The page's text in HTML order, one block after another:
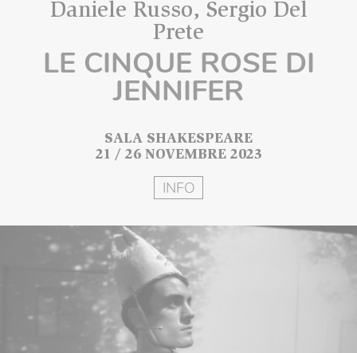
Daniele Russo, Sergio Del
Prete
LE CINQUE ROSE DI
JENNIFER
SALA SHAKESPEARE
21 / 26 NOVEMBRE 2023
INFO